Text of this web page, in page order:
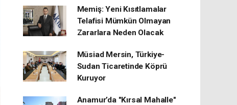
Memiş: Yeni Kısıtlamalar
Telafisi Mümkün Olmayan
Zararlara Neden Olacak
Müsiad Mersin, Türkiye-
Sudan Ticaretinde Köprü
Kuruyor
Anamur’da "Kırsal Mahalle"